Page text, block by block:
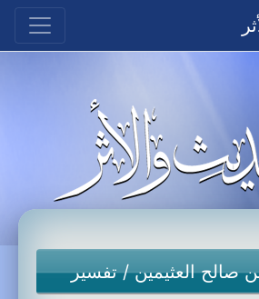
صالح العثيمين/تفسير